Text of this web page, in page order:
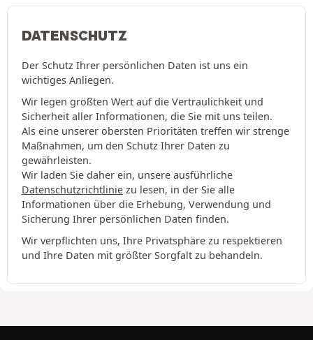
DATENSCHUTZ
Der Schutz Ihrer persönlichen Daten ist uns ein
wichtiges Anliegen.
Wir legen größten Wert auf die Vertraulichkeit und
Sicherheit aller Informationen, die Sie mit uns teilen.
Als eine unserer obersten Prioritäten treffen wir strenge
Maßnahmen, um den Schutz Ihrer Daten zu
gewährleisten.
Wir laden Sie daher ein, unsere ausführliche
Datenschutzrichtlinie zu lesen, in der Sie alle
Informationen über die Erhebung, Verwendung und
Sicherung Ihrer persönlichen Daten finden.
Wir verpflichten uns, Ihre Privatsphäre zu respektieren
und Ihre Daten mit größter Sorgfalt zu behandeln.